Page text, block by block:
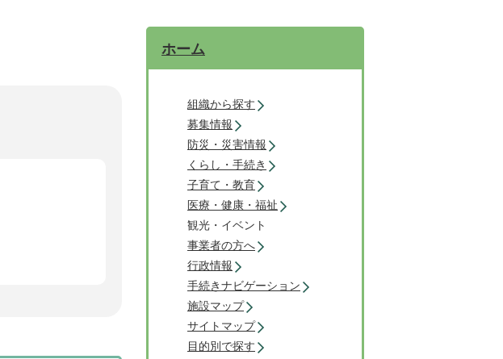
ホーム
組織から探す
募集情報
防災・災害情報
くらし・手続き
子育て・教育
医療・健康・福祉
観光・イベント
事業者の方へ
行政情報
手続きナビゲーション
施設マップ
サイトマップ
目的別で探す